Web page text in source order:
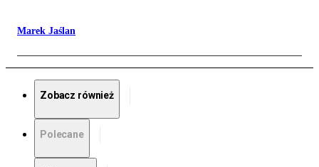
Marek Jaślan
Zobacz również
Polecane